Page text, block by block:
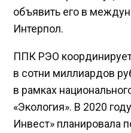
объявить его в
Интерпол.
ППК РЭО
в сотни миллиардов
в рамках
«Экология». В 2020
Инвест» планировала